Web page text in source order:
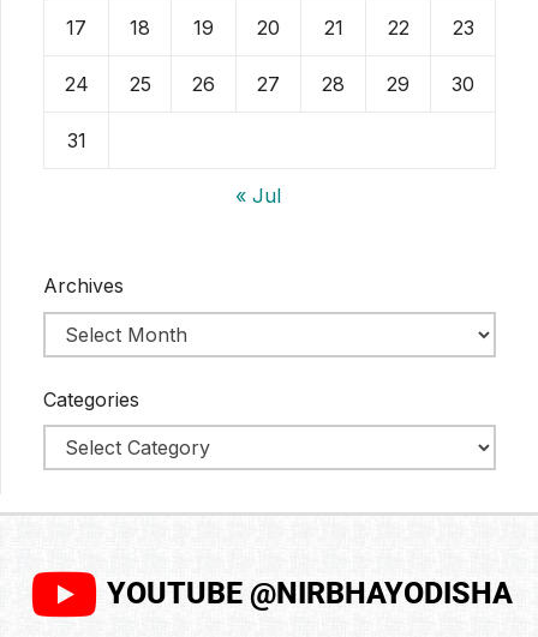
17 18 19 20 21 22 23
24 25 26 27 28 29 30
31
« Jul
Archives
Categories
YOUTUBE @NIRBHAYODISHA